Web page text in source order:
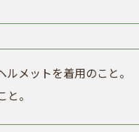
メットを着用のこと。
。